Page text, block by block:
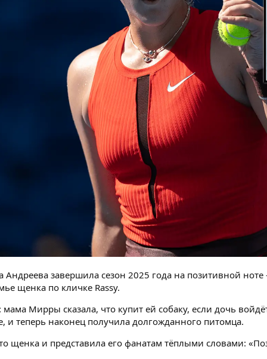
Андреева завершила сезон 2025 года на позитивной
щенка по кличке Rassy.
Мирры сказала, что купит ей собаку, если дочь
и теперь наконец получила долгожданного питомца.
щенка и представила его фанатам тёплыми словами: